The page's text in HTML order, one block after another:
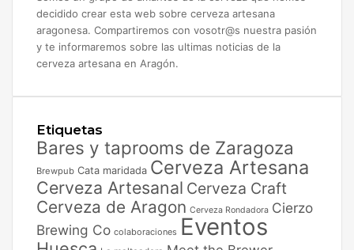
decidido crear esta web sobre cerveza artesana
aragonesa. Compartiremos con vosotr@s nuestra pasión
y te informaremos sobre las ultimas noticias de la
cerveza artesana en Aragón.
Etiquetas
Bares y taprooms de Zaragoza
Brewpub Cata maridada Cerveza Artesana
Cerveza Artesanal Cerveza Craft
Cerveza de Aragon Cerveza Rondadora Cierzo
Brewing Co colaboraciones Eventos